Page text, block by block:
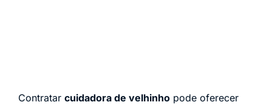
Contratar cuidadora de velhinho pode oferecer